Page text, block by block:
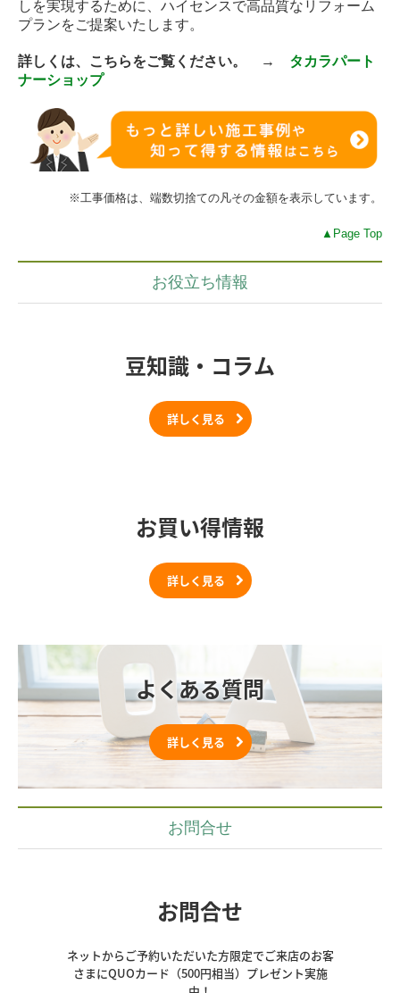
※工事価格は、端数切捨ての凡その金額を表示しています。
▲Page Top
お役立ち情報
豆知識・コラム
詳しく見る
お買い得情報
詳しく見る
よくある質問
詳しく見る
お問合せ
お問合せ
ネットからご予約いただいた方限定でご来店のお客
さまにQUOカード（500円相当）プレゼント実施
しを実現するために、ハイセンスで高品質なリフォーム
プランをご提案いたします。
詳しくは、こちらをご覧ください。 →
タカラパート
ナーショップ